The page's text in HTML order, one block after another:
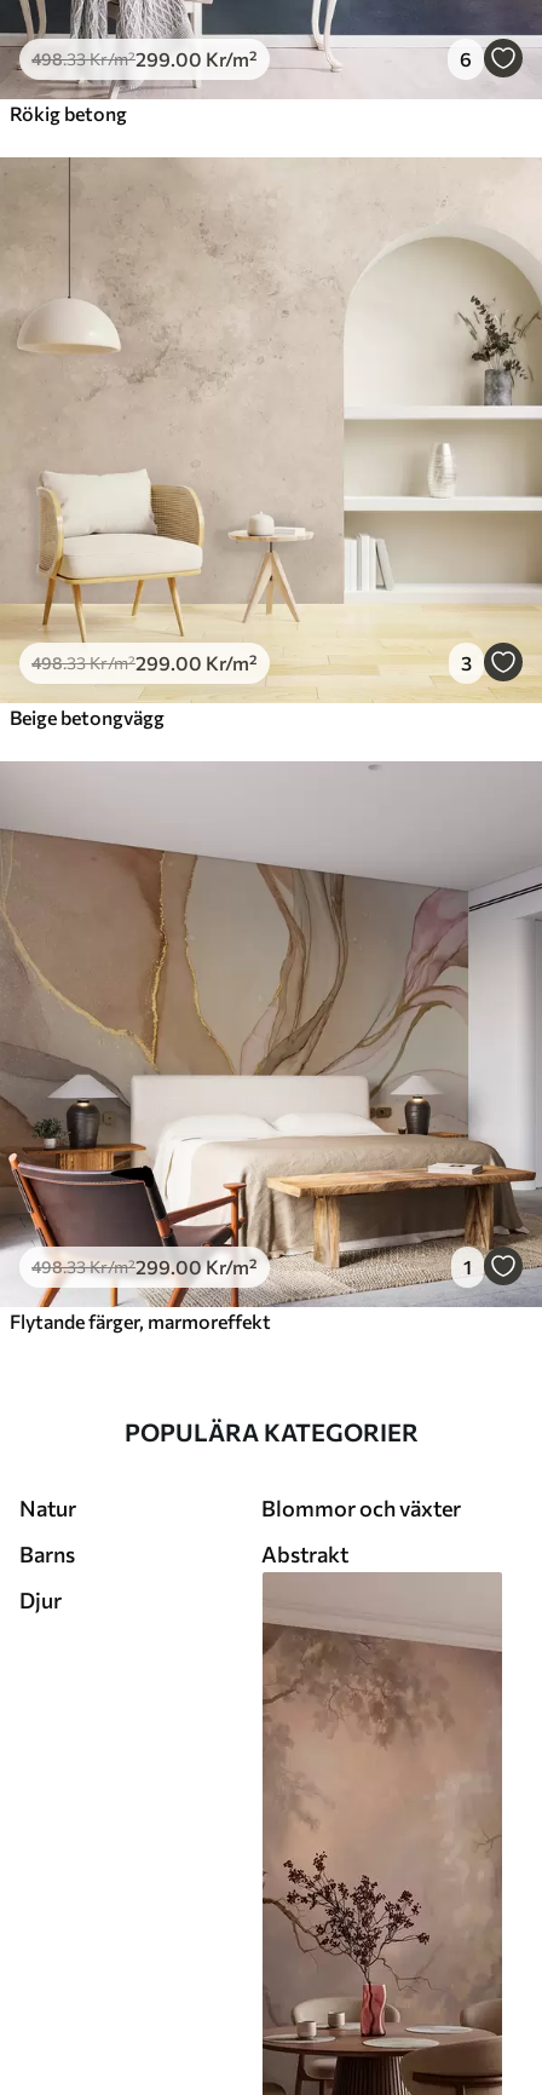
498.33Kr/m²299.00 Kr/m² 6
Rökig betong
498.33Kr/m²299.00 Kr/m² 3
Beige betongvägg
498.33Kr/m²299.00Kr/m² 1
Flytande färger, marmoreffekt
POPULÄRA KATEGORIER
Natur
Blommor och växter
Barns
Abstrakt
Djur